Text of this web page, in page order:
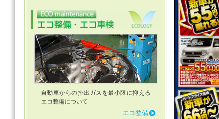
自動車からの排出ガスを最小限に抑える
エコ整備について
エコ整備